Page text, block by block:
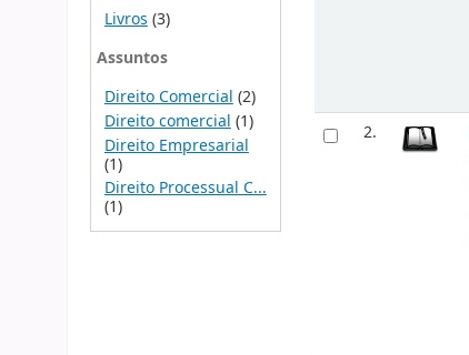
Livros (3)
Assuntos
Direito Comercial (2)
Direito comercial (1)
Direito Empresarial
(1)
Direito Processual C...
(1)
2.